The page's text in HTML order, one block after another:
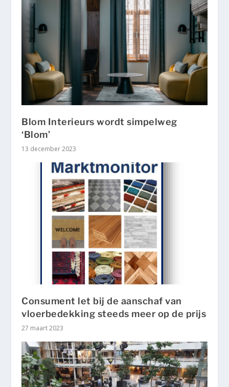
Blom Interieurs wordt simpelweg
‘Blom’
13 december 2023
Consument let bij de aanschaf van
vloerbedekking steeds meer op de prijs
27 maart 2023